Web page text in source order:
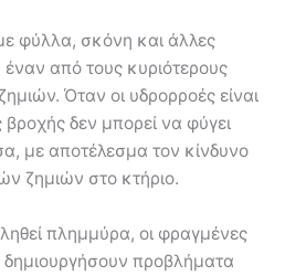
φύλλα, σκόνη και άλλες
από τους κυριότερους
Όταν οι υδρορροές είναι
δεν μπορεί να φύγει
με αποτέλεσμα τον κίνδυνο
ζημιών στο κτήριο.
πλημμύρα, οι φραγμένες
προβλήματα